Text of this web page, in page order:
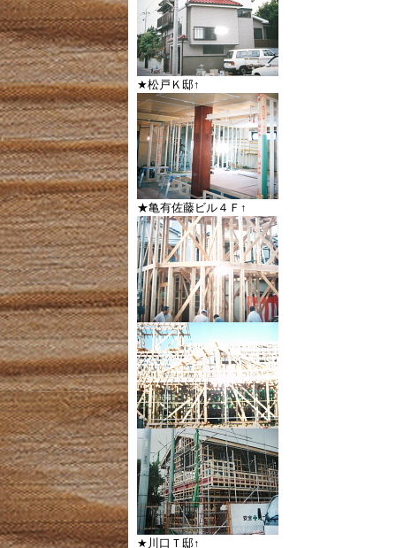
★松戸Ｋ邸↑
★亀有佐藤ビル４Ｆ↑
★川口Ｔ邸↑